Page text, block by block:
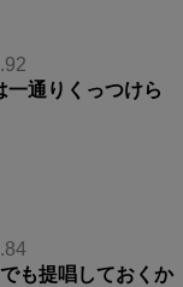
一通りくっつけら
も提唱しておくか